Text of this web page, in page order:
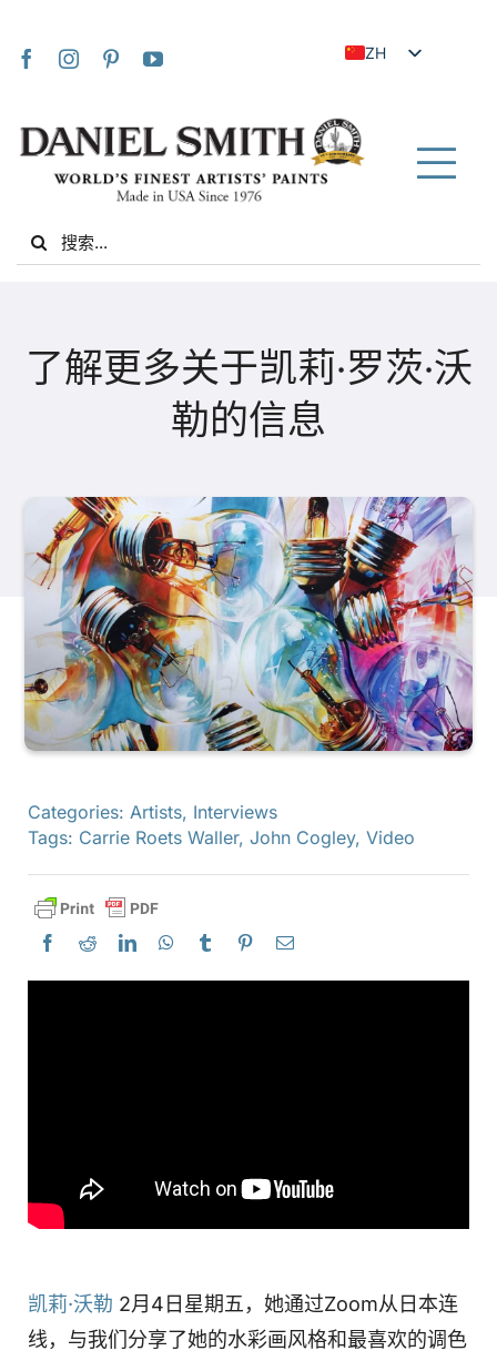
ZH
FR
UK
VI
产品
活动
博客
查找零售商
联系我们
Search
for:
了解更多关于凯莉·罗茨·沃
勒的信息
Categories: Artists, Interviews
Tags: Carrie Roets Waller, John Cogley, Video
凯莉·沃勒 2月4日星期五，她通过Zoom从日本连
线，与我们分享了她的水彩画风格和最喜欢的调色